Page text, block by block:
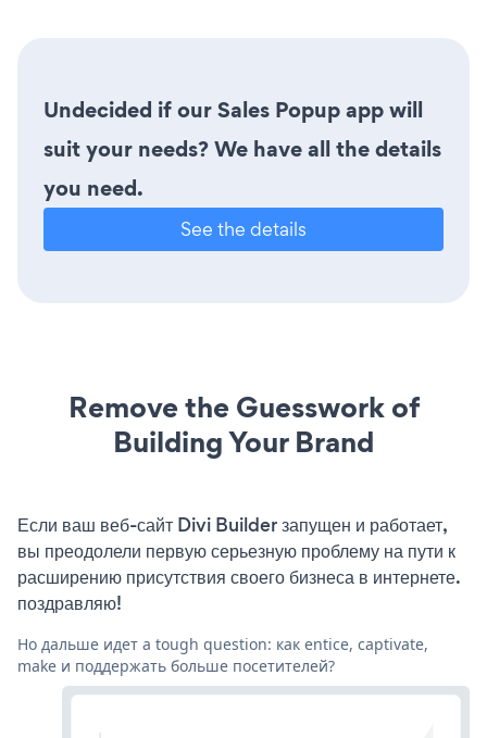
Undecided if our Sales Popup app will
suit your needs? We have all the details
you need.
See the details
Remove the Guesswork of
Building Your Brand
Если ваш веб-сайт Divi Builder запущен и работает,
вы преодолели первую серьезную проблему на пути к
расширению присутствия своего бизнеса в интернете.
поздравляю!
Но дальше идет a tough question: как entice, captivate,
make и поддержать больше посетителей?